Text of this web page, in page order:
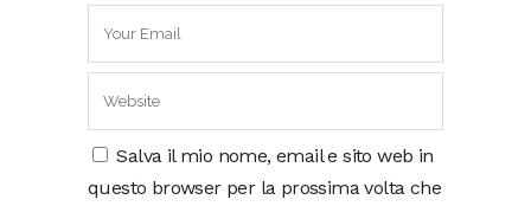
Salva il mio nome, email e sito web in
questo browser per la prossima volta che